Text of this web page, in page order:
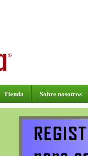
Tienda Sobre nosotros